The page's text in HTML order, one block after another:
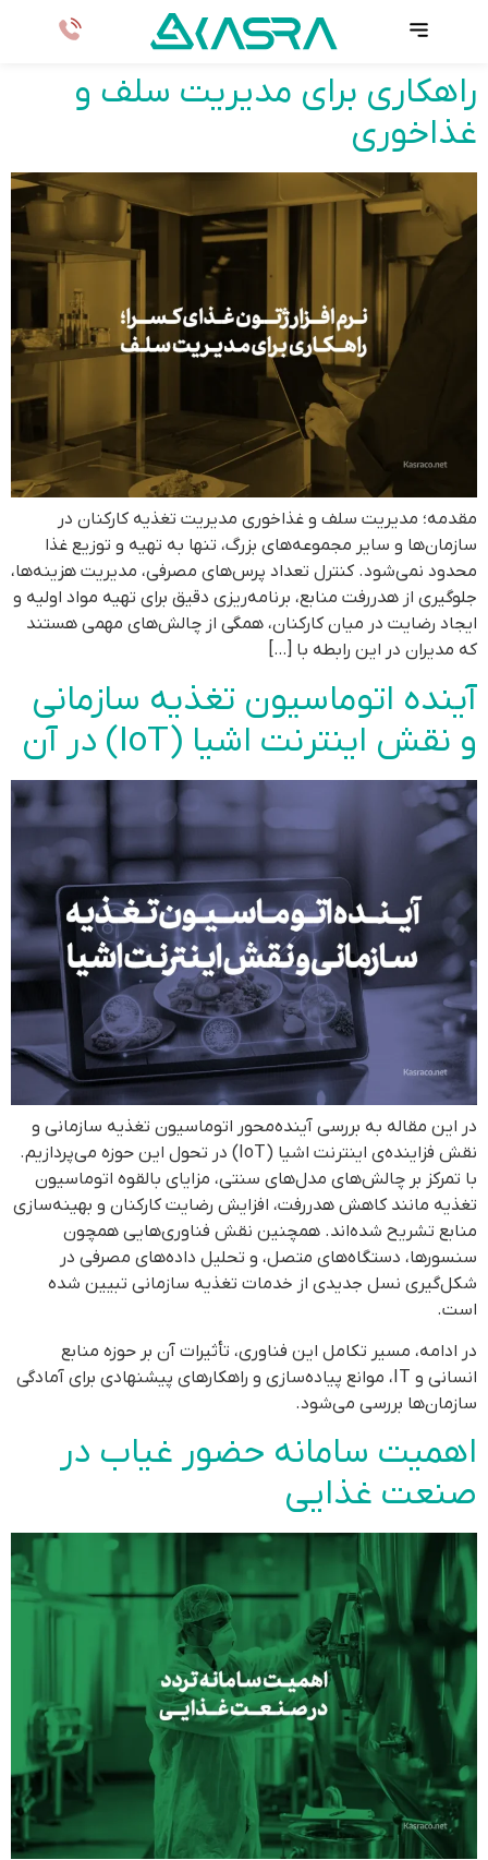
راهکاری برای مدیریت سلف و
غذاخوری
مقدمه؛ مدیریت سلف و غذاخوری مدیریت تغذیه کارکنان در
سازمان‌ها و سایر مجموعه‌های بزرگ، تنها به تهیه و توزیع غذا
محدود نمی‌شود. کنترل تعداد پرس‌های مصرفی، مدیریت هزینه‌ها،
جلوگیری از هدررفت منابع، برنامه‌ریزی دقیق برای تهیه مواد اولیه و
ایجاد رضایت در میان کارکنان، همگی از چالش‌های مهمی هستند
که مدیران در این رابطه با […]
آینده اتوماسیون تغذیه سازمانی
و نقش اینترنت اشیا (IoT) در آن
در این مقاله به بررسی آینده‌محور اتوماسیون تغذیه سازمانی و
نقش فزاینده‌ی اینترنت اشیا (IoT) در تحول این حوزه می‌پردازیم.
با تمرکز بر چالش‌های مدل‌های سنتی، مزایای بالقوه اتوماسیون
تغذیه مانند کاهش هدررفت، افزایش رضایت کارکنان و بهینه‌سازی
منابع تشریح شده‌اند. همچنین نقش فناوری‌هایی همچون
سنسورها، دستگاه‌های متصل، و تحلیل داده‌های مصرفی در
شکل‌گیری نسل جدیدی از خدمات تغذیه سازمانی تبیین شده
است.
در ادامه، مسیر تکامل این فناوری، تأثیرات آن بر حوزه منابع
انسانی و IT، موانع پیاده‌سازی و راهکارهای پیشنهادی برای آمادگی
سازمان‌ها بررسی می‌شود.
اهمیت سامانه حضور غیاب در
صنعت غذایی